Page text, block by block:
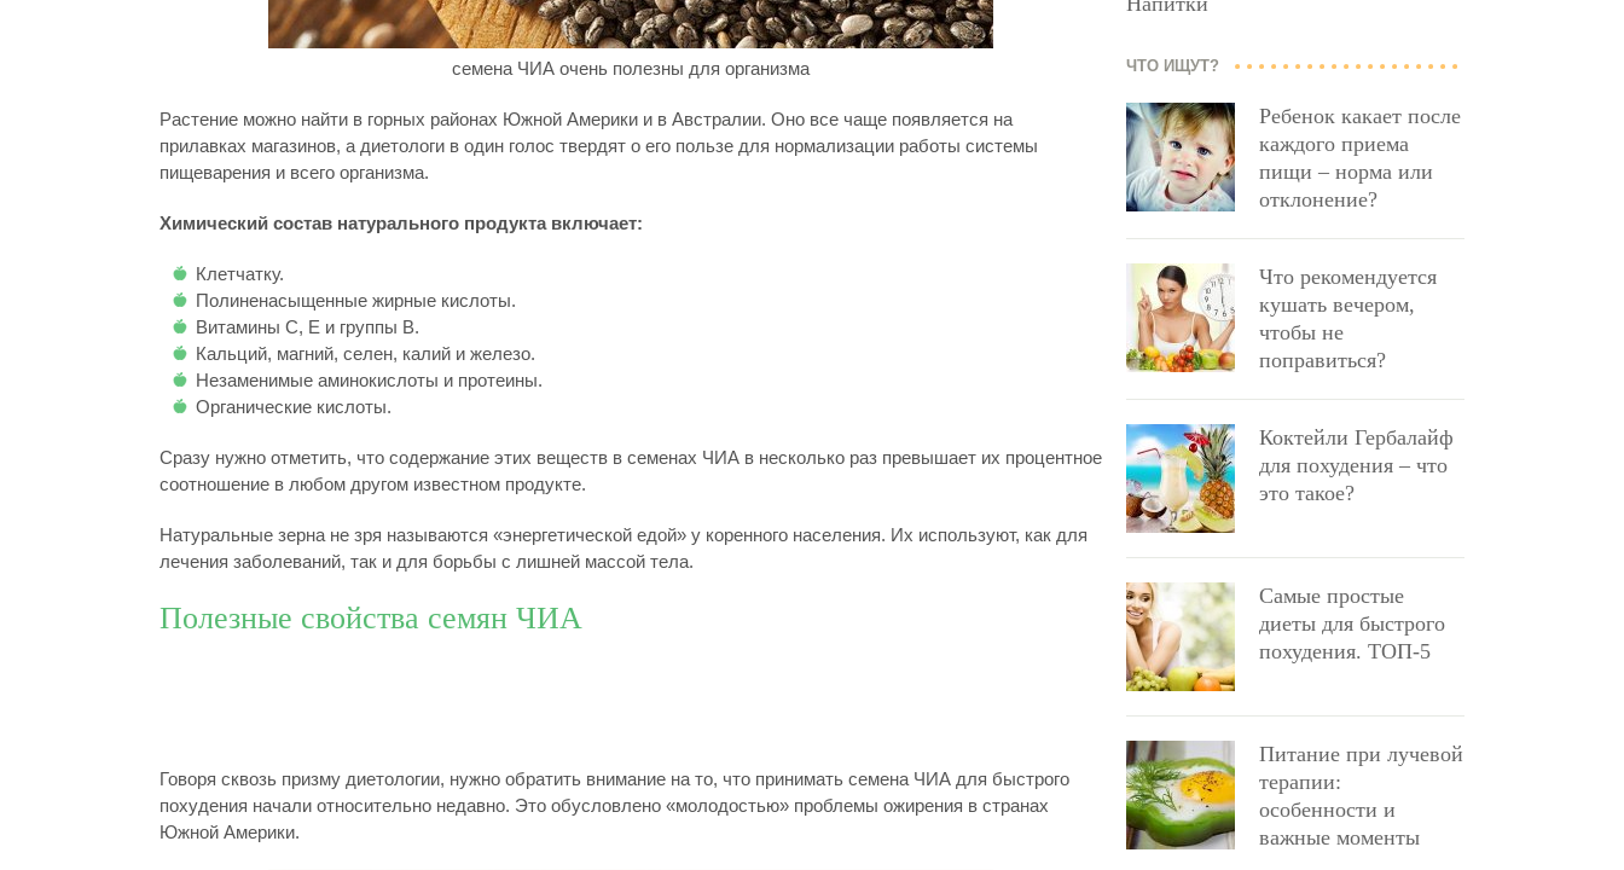
семена ЧИА очень полезны для организма
Растение можно найти в горных районах Южной Америки и в Австралии. Оно все чаще появляется на
прилавках магазинов, а диетологи в один голос твердят о его пользе для нормализации работы системы
пищеварения и всего организма.
Химический состав натурального продукта включает:
Клетчатку.
Полиненасыщенные жирные кислоты.
Витамины C, E и группы B.
Кальций, магний, селен, калий и железо.
Незаменимые аминокислоты и протеины.
Органические кислоты.
Сразу нужно отметить, что содержание этих веществ в семенах ЧИА в несколько раз превышает их процентное
соотношение в любом другом известном продукте.
Натуральные зерна не зря называются «энергетической едой» у коренного населения. Их используют, как для
лечения заболеваний, так и для борьбы с лишней массой тела.
Полезные свойства семян ЧИА
Говоря сквозь призму диетологии, нужно обратить внимание на то, что принимать семена ЧИА для быстрого
похудения начали относительно недавно. Это обусловлено «молодостью» проблемы ожирения в странах
Южной Америки.
ЧТО ИЩУТ?
Ребенок какает после
каждого приема
пищи – норма или
отклонение?
Что рекомендуется
кушать вечером,
чтобы не
поправиться?
Коктейли Гербалайф
для похудения – что
это такое?
Самые простые
диеты для быстрого
похудения. ТОП-5
Питание при лучевой
терапии:
особенности и
важные моменты